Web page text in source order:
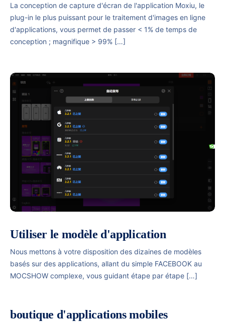
La conception de capture d'écran de l'application Moxiu, le
plug-in le plus puissant pour le traitement d'images en ligne
d'applications, vous permet de passer < 1% de temps de
conception ; magnifique > 99% […]
Utiliser le modèle d'application
Nous mettons à votre disposition des dizaines de modèles
basés sur des applications, allant du simple FACEBOOK au
MOCSHOW complexe, vous guidant étape par étape […]
boutique d'applications mobiles